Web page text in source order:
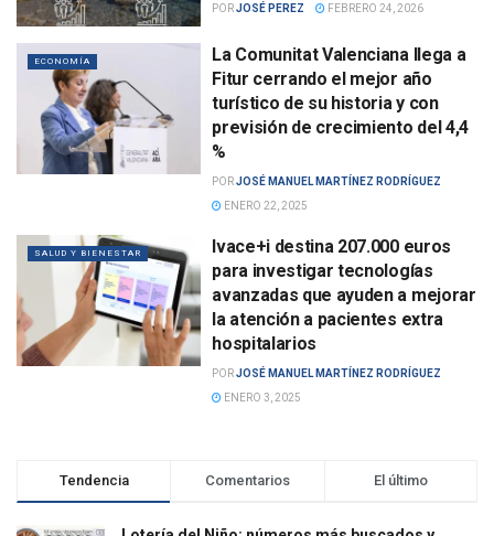
PORJOSÉ PEREZ FEBRERO 24, 2026
ECONOMÍA
La Comunitat Valenciana llega a
Fitur cerrando el mejor año
turístico de su historia y con
previsión de crecimiento del 4,4
%
PORJOSÉ MANUEL MARTÍNEZ RODRÍGUEZ
ENERO 22, 2025
SALUD Y BIENESTAR
Ivace+i destina 207.000 euros
para investigar tecnologías
avanzadas que ayuden a mejorar
la atención a pacientes extra
hospitalarios
PORJOSÉ MANUEL MARTÍNEZ RODRÍGUEZ
ENERO 3, 2025
Tendencia Comentarios El último